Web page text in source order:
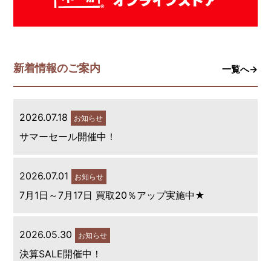
新着情報のご案内 一覧へ→
2026.07.18 お知らせ
サマーセール開催中！
2026.07.01 お知らせ
7月1日～7月17日 買取20％アップ実施中★
2026.05.30 お知らせ
決算SALE開催中！